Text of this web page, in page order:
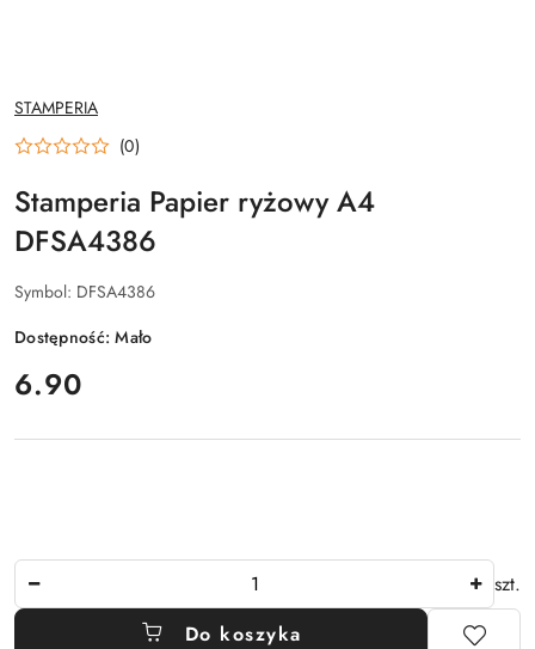
NAZWA
PRODUCENTA:
STAMPERIA
(0)
Stamperia Papier ryżowy A4
DFSA4386
Symbol: DFSA4386
Dostępność:Mało
cena:
6.90
szt.
Do koszyka